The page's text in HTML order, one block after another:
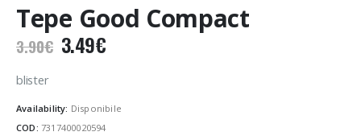
Tepe Good Compact
3.90€ Il
prezzo
era:
3.90€.
3.49€Il
è:
3.49€.
blister
Availability: Disponibile
COD: 7317400020594